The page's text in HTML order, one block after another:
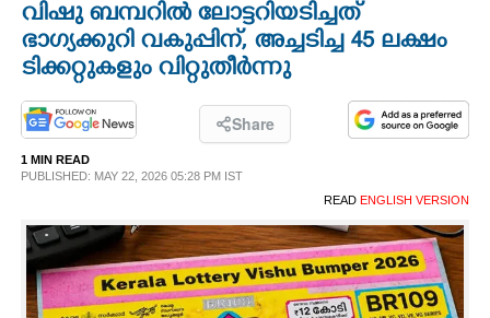
OPINION
PHOTOS
LIFESTYLE
SPIRITUAL
INFO+
വിഷു ബമ്പറിൽ ലോട്ടറിയടിച്ചത്
ഭാഗ്യക്കുറി വകുപ്പിന്, അച്ചടിച്ച 45 ലക്ഷം
ടിക്കറ്റുകളും വിറ്റുതീർന്നു
Share
1 MIN READ
PUBLISHED: MAY 22, 2026 05:28 PM IST
READ ENGLISH VERSION